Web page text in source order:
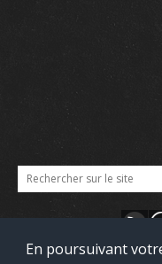
En poursuivant